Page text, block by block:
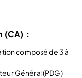
(CA) :
composé de 3 à
Général (PDG)